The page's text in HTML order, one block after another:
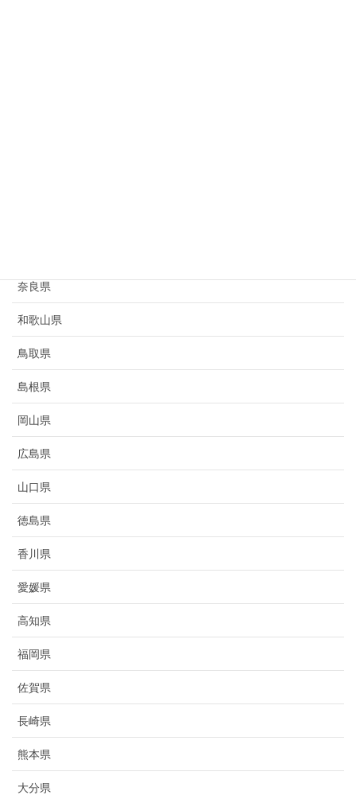
奈良県
和歌山県
鳥取県
島根県
岡山県
広島県
山口県
徳島県
香川県
愛媛県
高知県
福岡県
佐賀県
長崎県
熊本県
大分県